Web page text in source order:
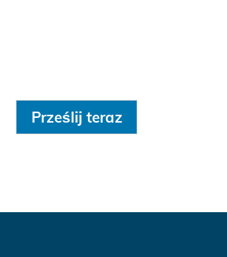
Prześlij teraz